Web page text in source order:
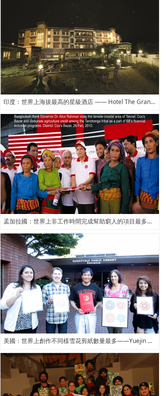
印度：世界上海拔最高的星級酒店 —— Hotel The Grand Dragon Ladakh
孟加拉國：世界上非工作時間完成幫助窮人的項目最多的央行行長——孟加拉央行行長Atiur Rahman博士
美國：世界上創作不同樣雪花剪紙數量最多——Yuejin Wang王躍進